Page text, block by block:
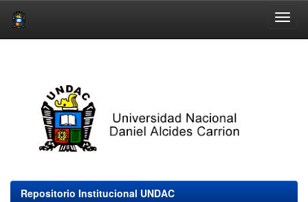
Repositorio Institucional UNDAC